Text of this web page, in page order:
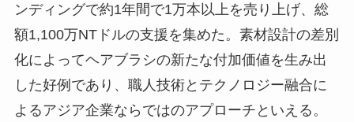
ンディングで約1年間で1万本以上を売り上げ、総
額1,100万NTドルの支援を集めた。素材設計の差別
化によってヘアブラシの新たな付加価値を生み出
した好例であり、職人技術とテクノロジー融合に
よるアジア企業ならではのアプローチといえる。